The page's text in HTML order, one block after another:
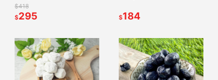
台灣豬 手工現烤 脆口【甜
園】
$418
$295
推薦 懷舊滋味【甜園】
$184